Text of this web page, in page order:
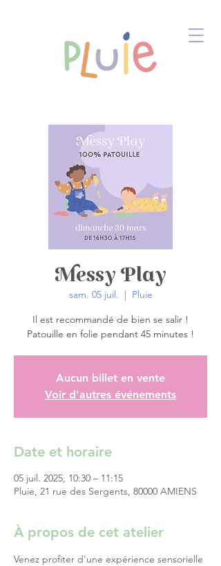
Messy Play
sam. 05 juil.
  |
Pluie
Il est recommandé de bien se salir !
Patouille en folie pendant 45 minutes !
Aucun billet en vente
Voir d'autres événements
Date et horaire
05 juil. 2025, 10:30 – 11:15
Pluie, 21 rue des Sergents, 80000 AMIENS
À propos de cet atelier
Venez profiter d'une expérience sensorielle